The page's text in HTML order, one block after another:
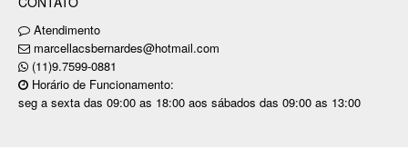
Atendimento
marcellacsbernardes@hotmail.com
(11)9.7599-0881
Horário de Funcionamento:
seg a sexta das 09:00 as 18:00 aos sábados das 09:00 as 13:00